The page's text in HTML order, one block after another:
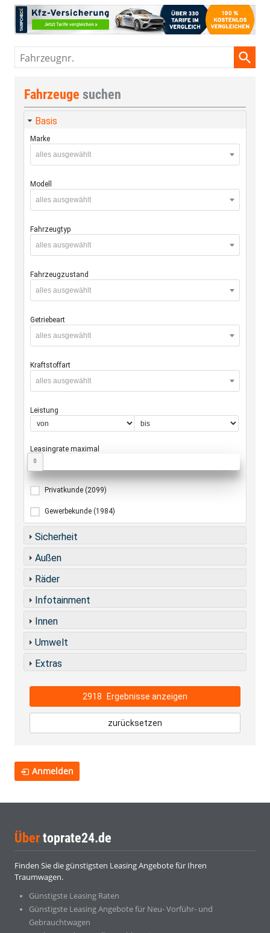
Fahrzeugnr.
Fahrzeuge suchen
Basis
Marke
alles ausgewählt
Modell
alles ausgewählt
Fahrzeugtyp
alles ausgewählt
Fahrzeugzustand
alles ausgewählt
Getriebeart
alles ausgewählt
Kraftstoffart
alles ausgewählt
Leistung
Leasingrate maximal
0
Privatkunde (2099)
Gewerbekunde (1984)
Sicherheit
Außen
Räder
Infotainment
Innen
Umwelt
Extras
2918 Ergebnisse anzeigen
zurücksetzen
Anmelden
Über toprate24.de
Finden Sie die günstigsten Leasing Angebote für Ihren
Traumwagen.
Günstigste Leasing Raten
Günstigste Leasing Angebote für Neu- Vorführ- und
Gebrauchtwagen